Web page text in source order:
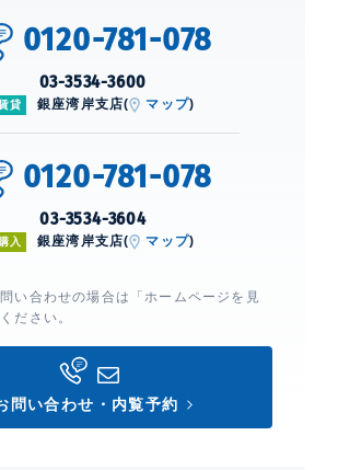
0120-781-078
03-3534-3600
貸 銀座湾岸支店( マップ)
0120-781-078
03-3534-3604
入 銀座湾岸支店( マップ)
い合わせの場合は「ホームページを見
ださい。
問い合わせ・内覧予約